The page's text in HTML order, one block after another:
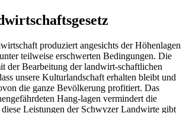
produziert angesichts der Höhenlagen
teilweise erschwerten Bedingungen. Die
der Bearbeitung der landwirt-schaftlichen
unsere Kulturlandschaft erhalten bleibt und
die ganze Bevölkerung profitiert. Das
Hang-lagen vermindert die
Leistungen der Schwyzer Landwirte gibt